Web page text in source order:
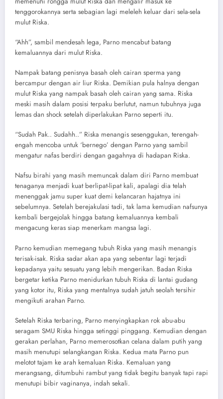
tenggorokannya serta sebagian lagi meleleh keluar dari sela-sela
mulut Riska.
“Ahh”, sambil mendesah lega, Parno mencabut batang
kemaluannya dari mulut Riska.
Nampak batang penisnya basah oleh cairan sperma yang
bercampur dengan air liur Riska. Demikian pula halnya dengan
mulut Riska yang nampak basah oleh cairan yang sama. Riska
meski masih dalam posisi terpaku berlutut, namun tubuhnya juga
lemas dan shock setelah diperlakukan Parno seperti itu.
“Sudah Pak.. Sudahh..” Riska menangis sesenggukan, terengah-
engah mencoba untuk ‘bernego’ dengan Parno yang sambil
mengatur nafas berdiri dengan gagahnya di hadapan Riska.
Nafsu birahi yang masih memuncak dalam diri Parno membuat
tenaganya menjadi kuat berlipat-lipat kali, apalagi dia telah
menenggak jamu super kuat demi kelancaran hajatnya ini
sebelumnya. Setelah berejakulasi tadi, tak lama kemudian nafsunya
kembali bergejolak hingga batang kemaluannya kembali
mengacung keras siap menerkam mangsa lagi.
Parno kemudian memegang tubuh Riska yang masih menangis
terisak-isak. Riska sadar akan apa yang sebentar lagi terjadi
kepadanya yaitu sesuatu yang lebih mengerikan. Badan Riska
bergetar ketika Parno menidurkan tubuh Riska di lantai gudang
yang kotor itu, Riska yang mentalnya sudah jatuh seolah tersihir
mengikuti arahan Parno.
Setelah Riska terbaring, Parno menyingkapkan rok abu-abu
seragam SMU Riska hingga setinggi pinggang. Kemudian dengan
gerakan perlahan, Parno memerosotkan celana dalam putih yang
masih menutupi selangkangan Riska. Kedua mata Parno pun
melotot tajam ke arah kemaluan Riska. Kemaluan yang
merangsang, ditumbuhi rambut yang tidak begitu banyak tapi rapi
menutupi bibir vaginanya, indah sekali.